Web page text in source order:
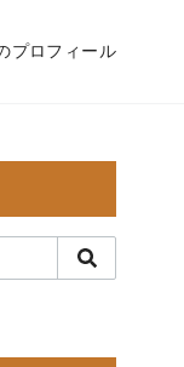
プロフィール